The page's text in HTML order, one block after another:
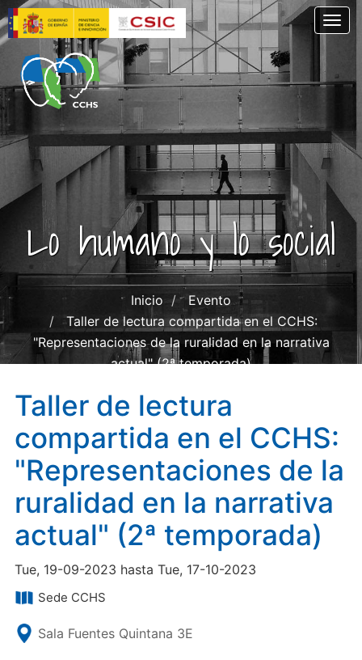
Skip
to
main
content
Lo humano y lo social
Inicio
Evento
Taller de lectura compartida en el CCHS:
"Representaciones de la ruralidad en la narrativa
actual" (2ª temporada)
Taller de lectura
compartida en el CCHS:
"Representaciones de la
ruralidad en la narrativa
actual" (2ª temporada)
Tue, 19-09-2023 hasta Tue, 17-10-2023
Sede CCHS
Sala Fuentes Quintana 3E